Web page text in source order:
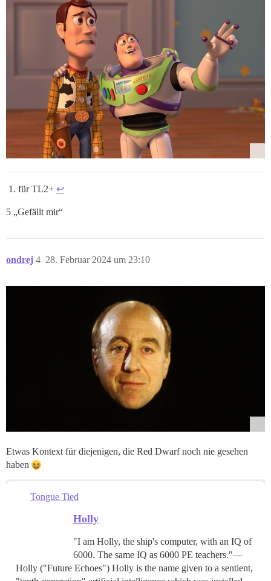
für TL2+ ↩︎
5 „Gefällt mir“
ondrej 28. Februar 2024 um 23:10
4
Etwas Kontext für diejenigen, die Red Dwarf noch nie gesehen
haben
Tongue Tied
Holly
"I am Holly, the ship's computer, with an IQ of
6000. The same IQ as 6000 PE teachers."—
Holly ("Future Echoes") Holly is the name given to a sentient,